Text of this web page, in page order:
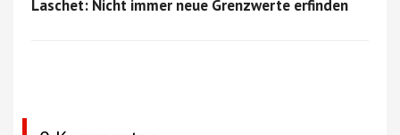
Laschet: Nicht immer neue Grenzwerte erfinden